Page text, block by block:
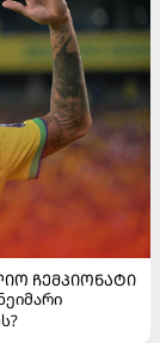
ᲩᲔᲛᲞᲘᲝᲜᲐᲢᲘ